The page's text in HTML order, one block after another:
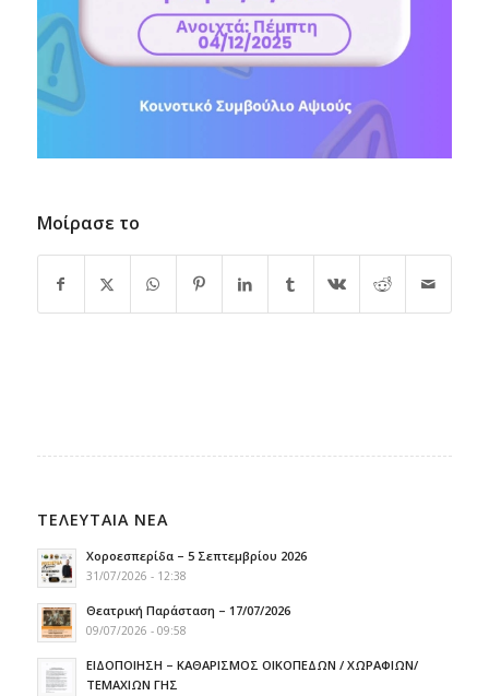
Μοίρασε το
ΤΕΛΕΥΤΑΙΑ ΝΕΑ
Χοροεσπερίδα – 5 Σεπτεμβρίου 2026
31/07/2026 - 12:38
Θεατρική Παράσταση – 17/07/2026
09/07/2026 - 09:58
ΕΙΔΟΠΟΙΗΣΗ – ΚΑΘΑΡΙΣΜΟΣ ΟΙΚΟΠΕΔΩΝ / ΧΩΡΑΦΙΩΝ/
ΤΕΜΑΧΙΩΝ ΓΗΣ